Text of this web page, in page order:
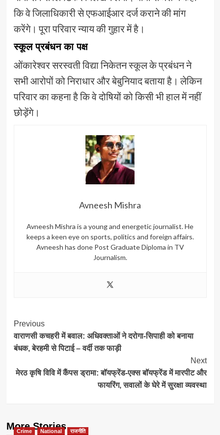
कि वे जिलाधिकारी से एफआईआर दर्ज कराने की मांग
करेंगे। पूरा परिवार न्याय की गुहार में है।
स्कूल प्रबंधन का पक्ष
ओंकारेश्वर सरस्वती विद्या निकेतन स्कूल के प्रबंधन ने
सभी आरोपों को निराधार और बेबुनियाद बताया है। लेकिन
परिवार का कहना है कि वे दोषियों को किसी भी हाल में नहीं
छोड़ेंगे।
Avneesh Mishra
Avneesh Mishra is a young and energetic journalist. He
keeps a keen eye on sports, politics and foreign affairs.
Avneesh has done Post Graduate Diploma in TV
Journalism.
Post
Navigation
Previous
वाराणसी कचहरी में बवाल: अधिवक्ताओं ने दरोगा-सिपाही को बनाया
बंधक, बेरहमी से पिटाई – वर्दी तक फाड़ी
Next
मेरठ कृषि विवि में कैंपस ड्रामा: बॉयफ्रेंड-एक्स बॉयफ्रेंड में मारपीट और
फायरिंग, सवालों के घेरे में सुरक्षा व्यवस्था
More Stories
Crime National राजनीति